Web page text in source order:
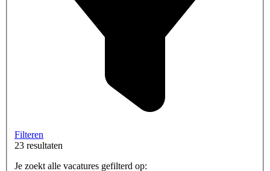
Filteren
23 resultaten
Je zoekt alle vacatures gefilterd op: